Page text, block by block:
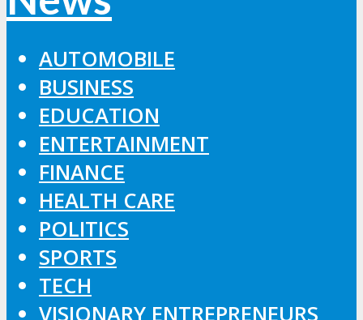
AUTOMOBILE
BUSINESS
EDUCATION
ENTERTAINMENT
FINANCE
HEALTH CARE
POLITICS
SPORTS
TECH
VISIONARY ENTREPRENEURS